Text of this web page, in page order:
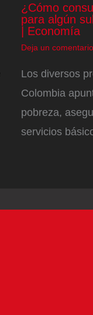
¿Cómo
para algún
| Economía
Deja un comentario
Los diversos
Colombia
pobreza,
servicios